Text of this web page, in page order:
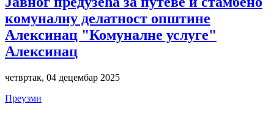
комуналну делатност општине
Алексинац "Комуналне услуге"
Алексинац
четвртак, 04 децембар 2025
Преузми